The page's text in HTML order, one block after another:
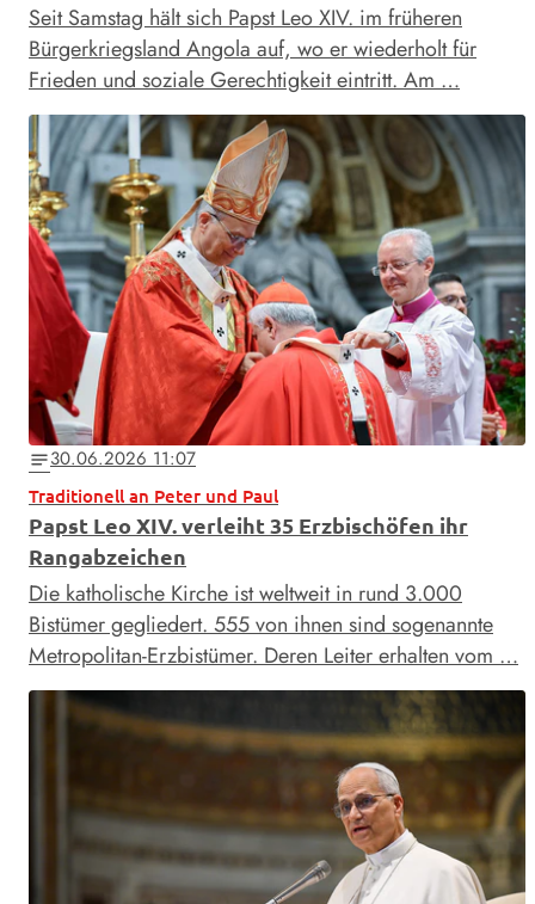
Seit Samstag hält sich Papst Leo XIV. im früheren
Bürgerkriegsland Angola auf, wo er wiederholt für
Frieden und soziale Gerechtigkeit eintritt. Am …
notes30.06.2026 11:07
Traditionell an Peter und Paul
Papst Leo XIV. verleiht 35 Erzbischöfen ihr
Rangabzeichen
Die katholische Kirche ist weltweit in rund 3.000
Bistümer gegliedert. 555 von ihnen sind sogenannte
Metropolitan-Erzbistümer. Deren Leiter erhalten vom …